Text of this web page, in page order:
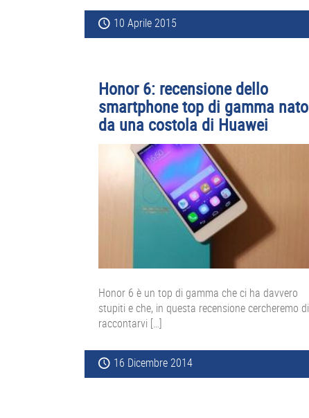
10 Aprile 2015
Honor 6: recensione dello
smartphone top di gamma nato
da una costola di Huawei
Honor 6 è un top di gamma che ci ha davvero
stupiti e che, in questa recensione cercheremo di
raccontarvi […]
16 Dicembre 2014